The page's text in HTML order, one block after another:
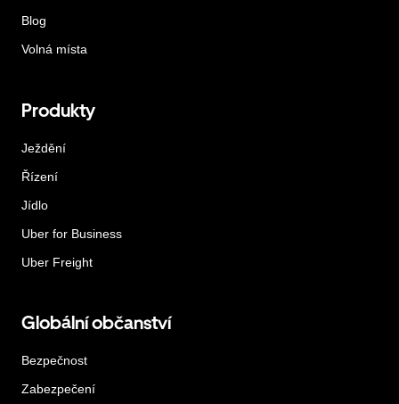
Blog
Volná místa
Produkty
Ježdění
Řízení
Jídlo
Uber for Business
Uber Freight
Globální občanství
Bezpečnost
Zabezpečení